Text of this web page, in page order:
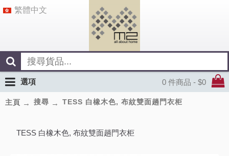
繁體中文
0 件商品 - $0
選項
主頁 搜尋 TESS 白橡木色, 布紋雙面趟門衣柜
TESS 白橡木色, 布紋雙面趟門衣柜